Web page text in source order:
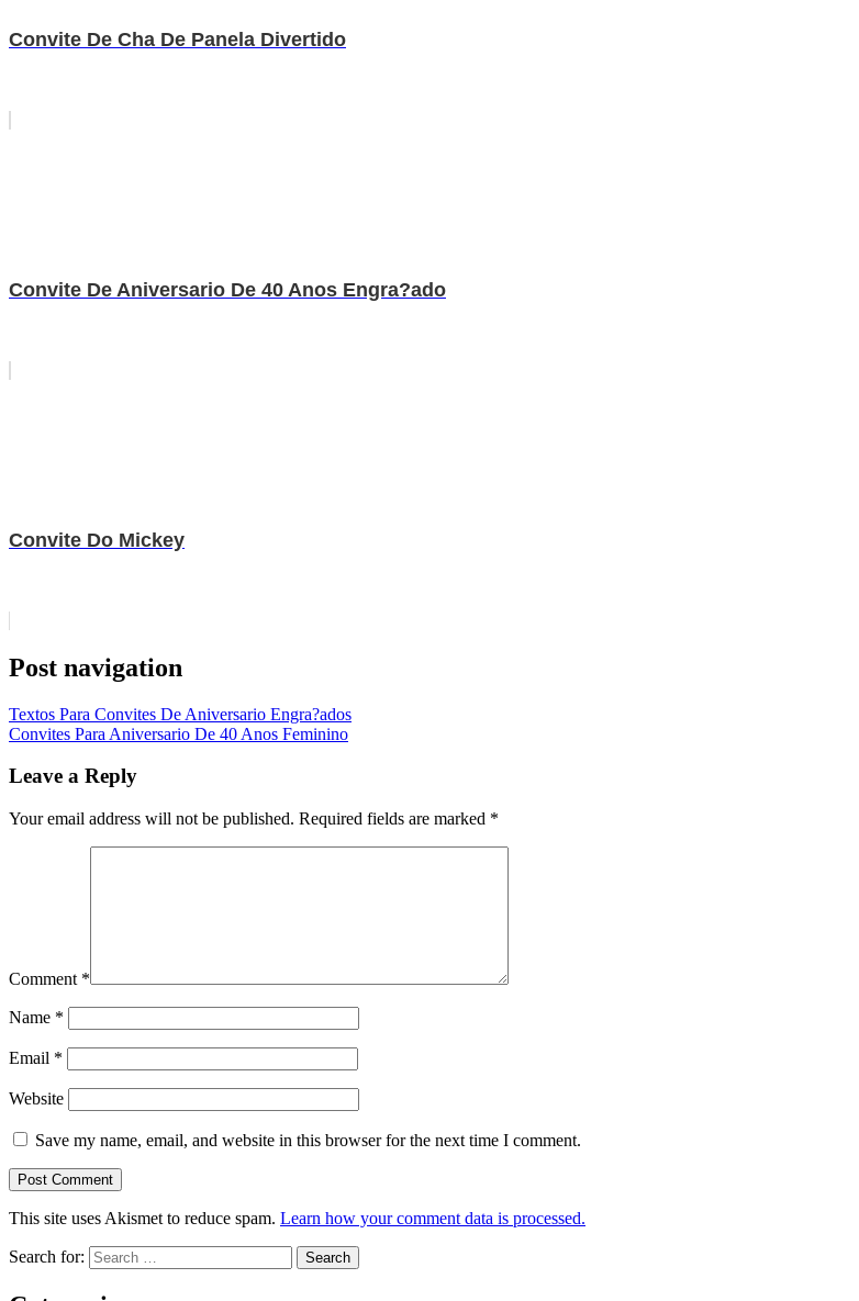
Convite De Cha De Panela Divertido
Convite De Aniversario De 40 Anos Engra?ado
Convite Do Mickey
Post navigation
Textos Para Convites De Aniversario Engra?ados
Convites Para Aniversario De 40 Anos Feminino
Leave a Reply
Your email address will not be published. Required fields are marked *
Comment *
Name *
Email *
Website
Save my name, email, and website in this browser for the next time I comment.
This site uses Akismet to reduce spam. Learn how your comment data is processed.
Search for: